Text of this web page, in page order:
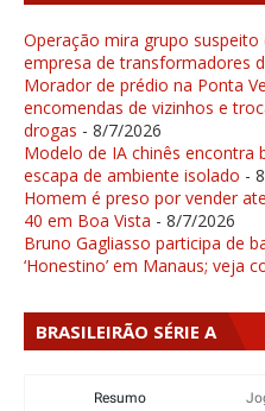
Operação mira grupo
empresa de transformadores
Morador de prédio na Ponta
encomendas de vizinhos e
drogas - 8/7/2026
Modelo de IA chinês encontra
escapa de ambiente isolado -
Homem é preso por vender
40 em Boa Vista - 8/7/2026
Bruno Gagliasso participa de
‘Honestino’ em Manaus; veja
BRASILEIRÃO SÉRIE A
Resumo